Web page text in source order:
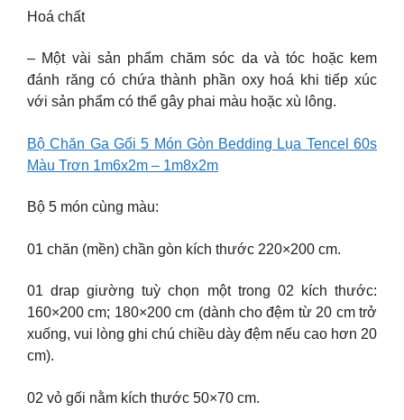
Hoá chất
– Một vài sản phẩm chăm sóc da và tóc hoặc kem
đánh răng có chứa thành phần oxy hoá khi tiếp xúc
với sản phẩm có thể gây phai màu hoặc xù lông.
Bộ Chăn Ga Gối 5 Món Gòn Bedding Lụa Tencel 60s
Màu Trơn 1m6x2m – 1m8x2m
Bộ 5 món cùng màu:
01 chăn (mền) chần gòn kích thước 220×200 cm.
01 drap giường tuỳ chọn một trong 02 kích thước:
160×200 cm; 180×200 cm (dành cho đệm từ 20 cm trở
xuống, vui lòng ghi chú chiều dày đệm nếu cao hơn 20
cm).
02 vỏ gối nằm kích thước 50×70 cm.